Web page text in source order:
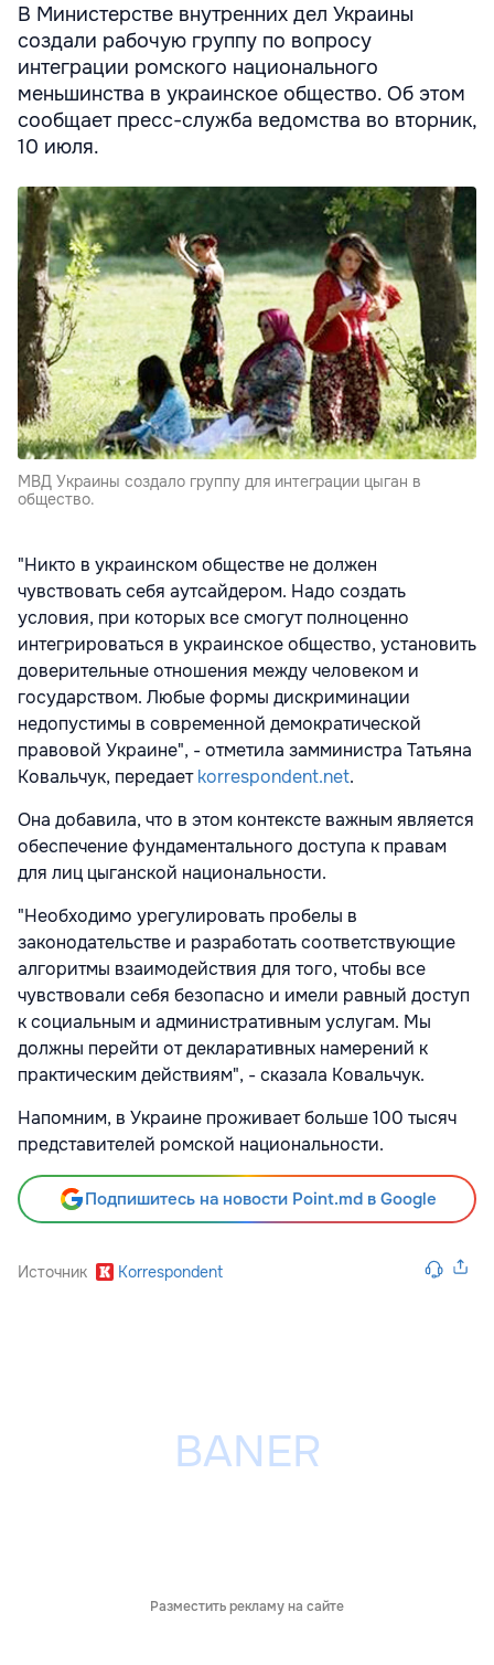
В Министерстве внутренних дел Украины
создали рабочую группу по вопросу
интеграции ромского национального
меньшинства в украинское общество. Об этом
сообщает пресс-служба ведомства во вторник,
10 июля.
МВД Украины создало группу для интеграции цыган в
общество.
"Никто в украинском обществе не должен
чувствовать себя аутсайдером. Надо создать
условия, при которых все смогут полноценно
интегрироваться в украинское общество, установить
доверительные отношения между человеком и
государством. Любые формы дискриминации
недопустимы в современной демократической
правовой Украине", - отметила замминистра Татьяна
Ковальчук, передаетkorrespondent.net.
Она добавила, что в этом контексте важным является
обеспечение фундаментального доступа к правам
для лиц цыганской национальности.
"Необходимо урегулировать пробелы в
законодательстве и разработать соответствующие
алгоритмы взаимодействия для того, чтобы все
чувствовали себя безопасно и имели равный доступ
к социальным и административным услугам. Мы
должны перейти от декларативных намерений к
практическим действиям", - сказала Ковальчук.
Напомним, в Украине проживает больше 100 тысяч
представителей ромской национальности.
Подпишитесь на новости Point.md в Google
Источник Korrespondent
Разместить рекламу на сайте